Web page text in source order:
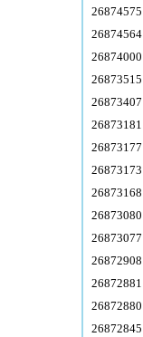
26874575
26874564
26874000
26873515
26873407
26873181
26873177
26873173
26873168
26873080
26873077
26872908
26872881
26872880
26872845